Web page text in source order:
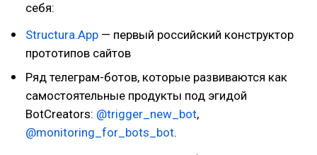
себя:
Structura.App — первый российский конструктор
прототипов сайтов
Ряд телеграм-ботов, которые развиваются как
самостоятельные продукты под эгидой
BotCreators: @trigger_new_bot,
@monitoring_for_bots_bot.